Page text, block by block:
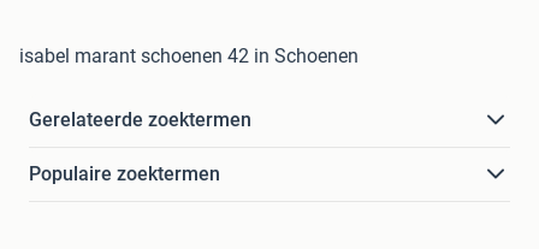
isabel marant schoenen 42 in Schoenen
Gerelateerde zoektermen
Populaire zoektermen